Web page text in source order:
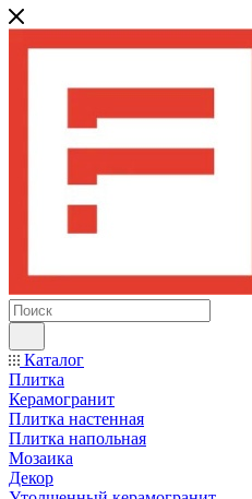
Каталог
Плитка
Керамогранит
Плитка настенная
Плитка напольная
Мозаика
Декор